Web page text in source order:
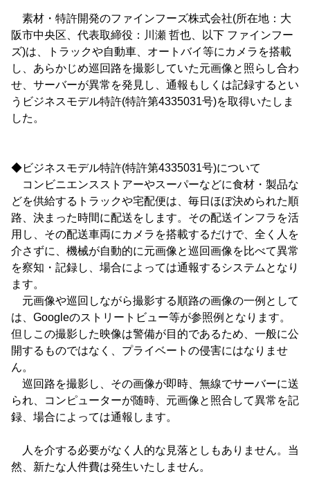
素材・特許開発のファインフーズ株式会社(所在地：大
阪市中央区、代表取締役：川瀬 哲也、以下 ファインフー
ズ)は、トラックや自動車、オートバイ等にカメラを搭載
し、あらかじめ巡回路を撮影していた元画像と照らし合わ
せ、サーバーが異常を発見し、通報もしくは記録するとい
うビジネスモデル特許(特許第4335031号)を取得いたしま
した。
◆ビジネスモデル特許(特許第4335031号)について
コンビニエンスストアーやスーパーなどに食材・製品な
どを供給するトラックや宅配便は、毎日ほぼ決められた順
路、決まった時間に配送をします。その配送インフラを活
用し、その配送車両にカメラを搭載するだけで、全く人を
介さずに、機械が自動的に元画像と巡回画像を比べて異常
を察知・記録し、場合によっては通報するシステムとなり
ます。
元画像や巡回しながら撮影する順路の画像の一例として
は、Googleのストリートビュー等が参照例となります。
但しこの撮影した映像は警備が目的であるため、一般に公
開するものではなく、プライベートの侵害にはなりませ
ん。
巡回路を撮影し、その画像が即時、無線でサーバーに送
られ、コンピューターが随時、元画像と照合して異常を記
録、場合によっては通報します。
人を介する必要がなく人的な見落としもありません。当
然、新たな人件費は発生いたしません。